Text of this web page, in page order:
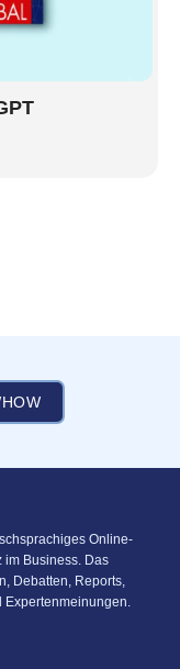
Online-
im Business. Das
Debatten, Reports,